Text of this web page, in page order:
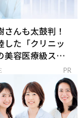
さんも太鼓判！
した「クリニッ
美容医療級スキ
PR